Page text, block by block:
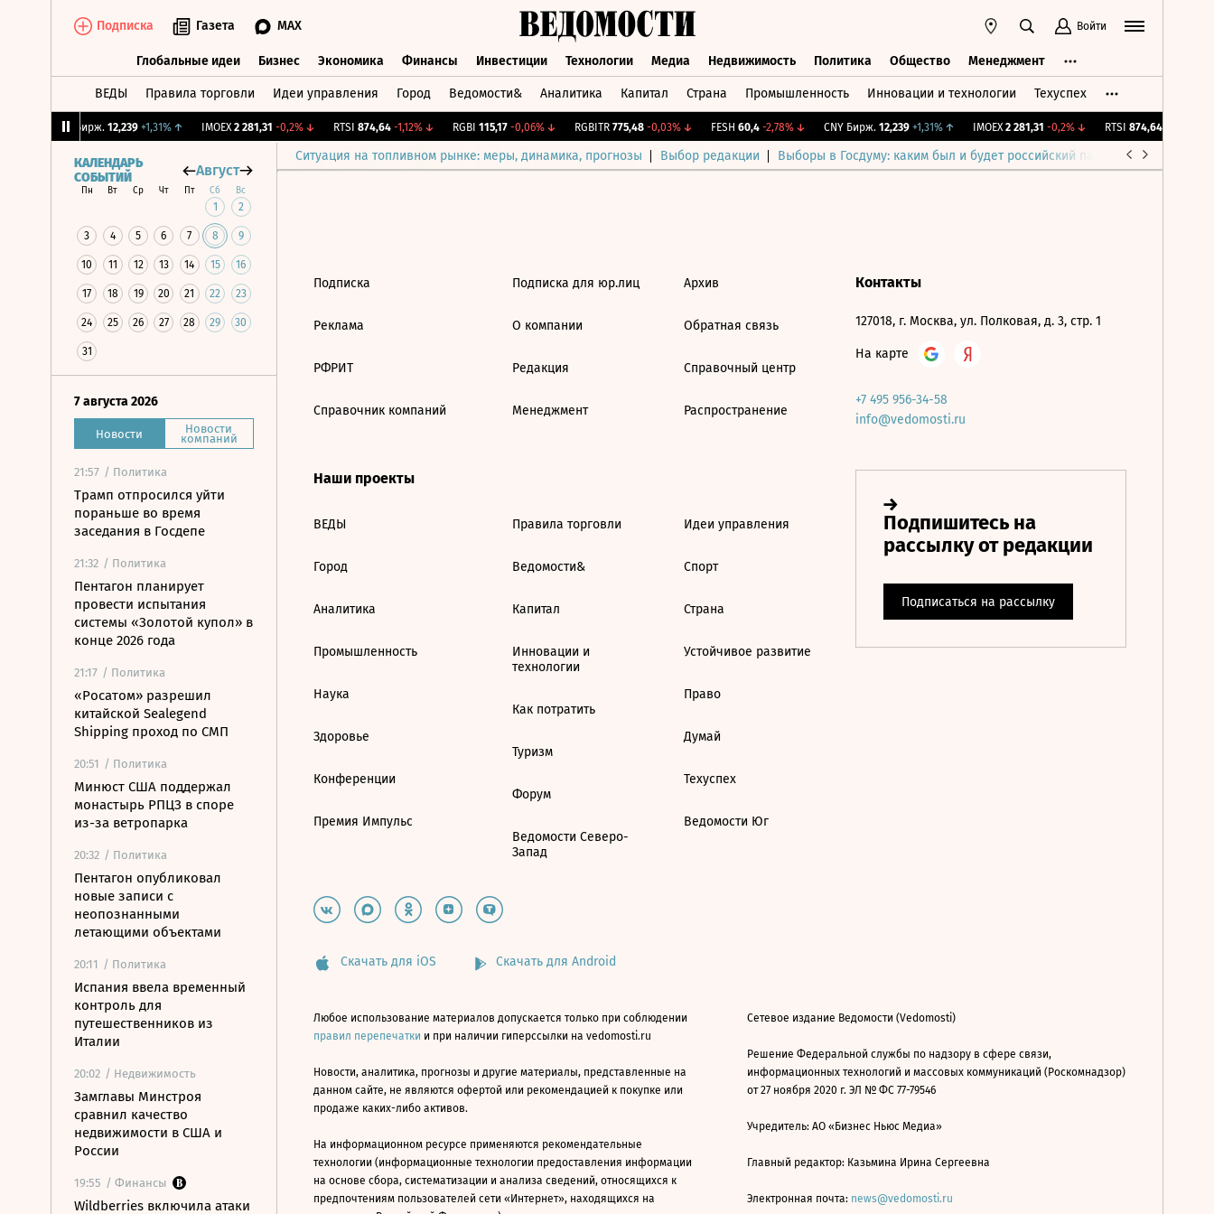
Подписка Газета MAX Войти
Глобальные идеи Бизнес Экономика Финансы Инвестиции Технологии Медиа Недвижимость Политика Общество Менеджмент
ВЕДЫ Правила торговли Идеи управления Город Ведомости& Аналитика Капитал Страна Промышленность Инновации и технологии Техуспех
CNY Бирж. 12,239 +1,31%↑ IMOEX 2 281,31 -0,2%↓ RTSI 874,64 -1,12%↓ RGBI 115,17 -0,06%↓ RGBITR 775,48 -0,03%↓ FESH 60,4 -2,78%↓ CNY Бирж. 12,239 +1,31%↑ IMOEX 2 281,31 -0,2%↓ RTSI 874,64 -1,12%
Ситуация на топливном рынке: меры, динамика, прогнозы Выбор редакции Выборы в Госдуму: каким был и будет российский парламент
КАЛЕНДАРЬ
СОБЫТИЙ
Август
Пн Вт Ср Чт Пт Сб Вс
1 2
3 4 5 6 7 8 9
10 11 12 13 14 15 16
17 18 19 20 21 22 23
24 25 26 27 28 29 30
31
7 августа 2026
Новости Новости
компаний
21:57 / Политика
Трамп отпросился уйти
пораньше во время
заседания в Госдепе
21:32 / Политика
Пентагон планирует
провести испытания
системы «Золотой купол» в
конце 2026 года
21:17 / Политика
«Росатом» разрешил
китайской Sealegend
Shipping проход по СМП
20:51 / Политика
Минюст США поддержал
монастырь РПЦЗ в споре
из-за ветропарка
20:32 / Политика
Пентагон опубликовал
новые записи с
неопознанными
летающими объектами
20:11 / Политика
Испания ввела временный
контроль для
путешественников из
Италии
20:02 / Недвижимость
Замглавы Минстроя
сравнил качество
недвижимости в США и
России
19:55 / Финансы
Wildberries включила атаки
Подписка
Реклама
РФРИТ
Справочник компаний
Подписка для юр.лиц
О компании
Редакция
Менеджмент
Архив
Обратная связь
Справочный центр
Распространение
Наши проекты
ВЕДЫ
Город
Аналитика
Промышленность
Наука
Здоровье
Конференции
Премия Импульс
Правила торговли
Ведомости&
Капитал
Инновации и
технологии
Как потратить
Туризм
Форум
Ведомости Северо-
Запад
Идеи управления
Спорт
Страна
Устойчивое развитие
Право
Думай
Техуспех
Ведомости Юг
Контакты
127018, г. Москва, ул. Полковая, д. 3, стр. 1
На карте
+7 495 956-34-58
info@vedomosti.ru
Скачать для iOS Скачать для Android
Любое использование материалов допускается только при соблюдении
правил перепечатки и при наличии гиперссылки на vedomosti.ru
Новости, аналитика, прогнозы и другие материалы, представленные на
данном сайте, не являются офертой или рекомендацией к покупке или
продаже каких-либо активов.
На информационном ресурсе применяются рекомендательные
технологии (информационные технологии предоставления информации
на основе сбора, систематизации и анализа сведений, относящихся к
предпочтениям пользователей сети «Интернет», находящихся на
Сетевое издание Ведомости (Vedomosti)
Решение Федеральной службы по надзору в сфере связи,
информационных технологий и массовых коммуникаций (Роскомнадзор)
от 27 ноября 2020 г. ЭЛ № ФС 77-79546
Учредитель: АО «Бизнес Ньюс Медиа»
Главный редактор: Казьмина Ирина Сергеевна
Электронная почта: news@vedomosti.ru